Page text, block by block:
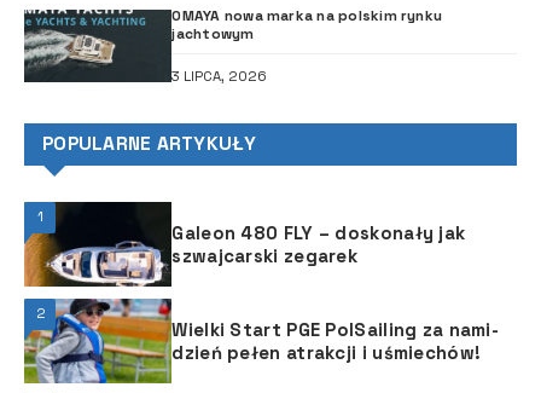
OMAYA nowa marka na polskim rynku
jachtowym
3 LIPCA, 2026
POPULARNE ARTYKUŁY
1
Galeon 480 FLY – doskonały jak
szwajcarski zegarek
2
Wielki Start PGE PolSailing za nami-
dzień pełen atrakcji i uśmiechów!